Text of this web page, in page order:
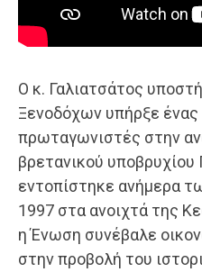
Ο κ. Γαλιατσάτος
Ξενοδόχων υπήρξε
πρωταγωνιστές στην
βρετανικού
εντοπίστηκε ανήμερα
1997 στα ανοιχτά της
η Ένωση συνέβαλε
στην προβολή του